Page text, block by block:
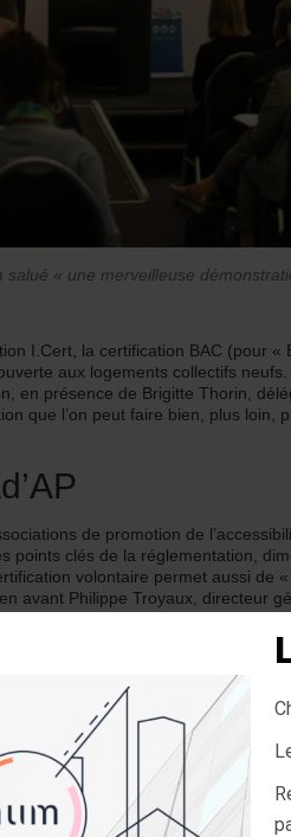
« une merveilleuse
I.Cert, la certification BAC (pour «
aux logements collectifs neufs.
en présence de Brigitte Thorin,
que l’on peut faire bien, plus loin,
de promotion de
points clés de la réglementation,
volontaire permet aussi de «
avant Philippe Troyaux, directeur
permet de garantir l’accessibilité
labellisés : les bâtiments certifiés
accessibles.